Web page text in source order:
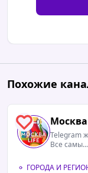
Похожие
0
Telegram
Все самы...
ГОРОДА И